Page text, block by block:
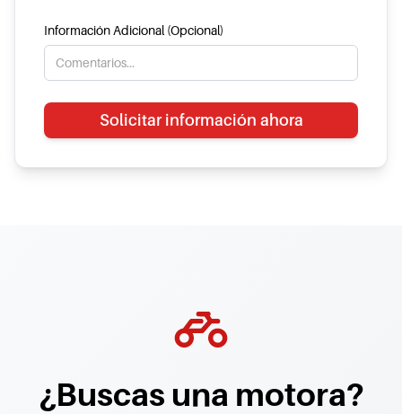
Información Adicional (Opcional)
Solicitar información ahora
¿Buscas una motora?